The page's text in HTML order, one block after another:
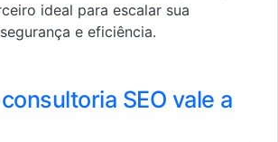
ideal para escalar sua
e eficiência.
SEO vale a